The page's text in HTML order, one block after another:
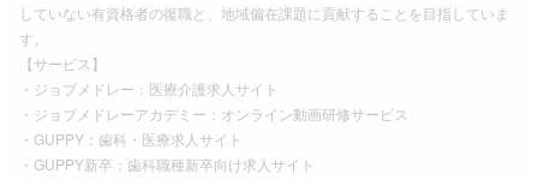
していない有資格者の復職と、地域偏在課題に貢献することを目指していま
す。
【サービス】
・ジョブメドレー：医療介護求人サイト
・ジョブメドレーアカデミー：オンライン動画研修サービス
・GUPPY：歯科・医療求人サイト
・GUPPY新卒：歯科職種新卒向け求人サイト